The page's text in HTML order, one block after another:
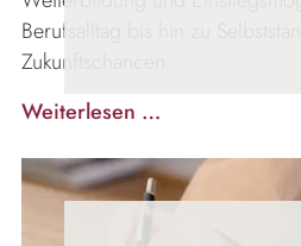
Berufsalltag bis hin zu
Zukunftschancen.
Weiterlesen …
werden